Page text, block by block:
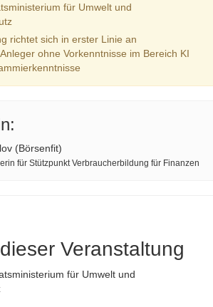
aus dem Haus der bayerischen
Intelligenz:
bei
und ETFs
für Umwelt und
richtet sich in erster Linie an
ohne Vorkenntnisse im Bereich KI
(Börsenfit)
für Stützpunkt Verbraucherbildung für Finanzen
Veranstaltung
für Umwelt und